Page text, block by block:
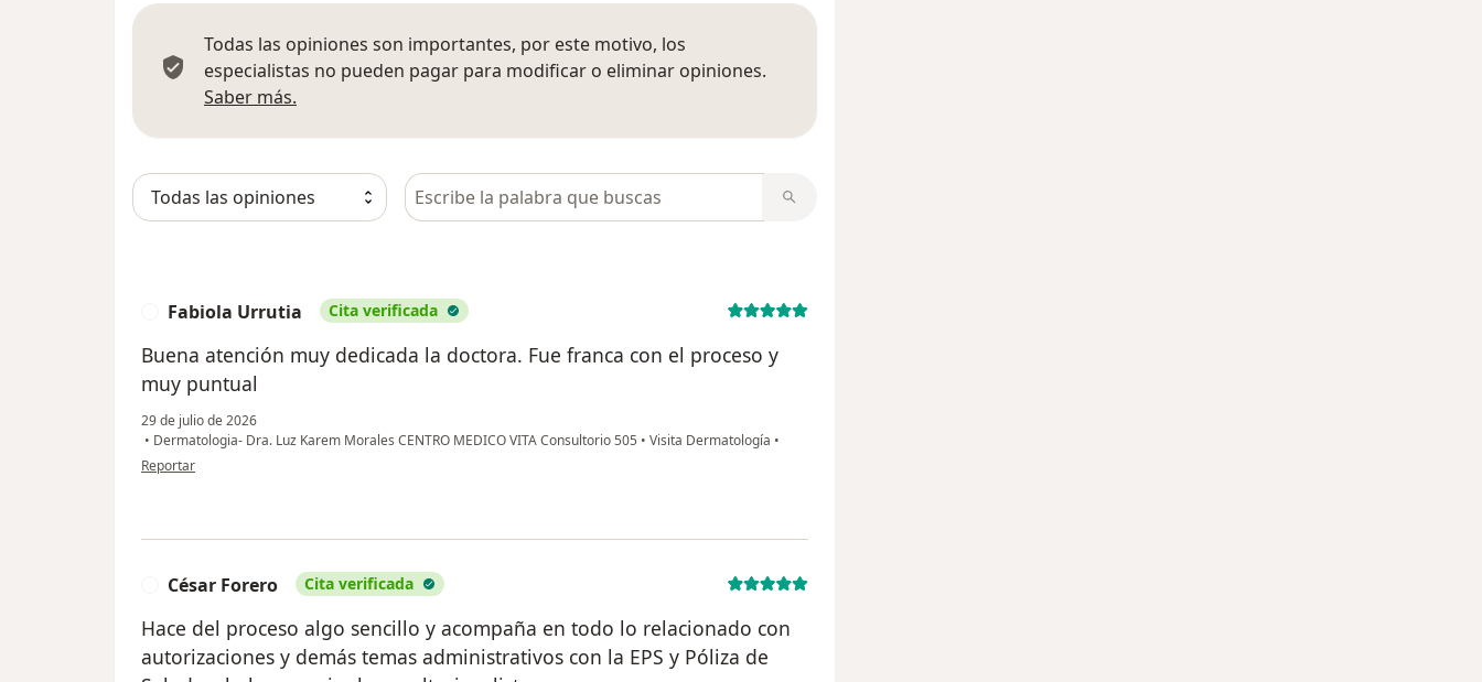
Todas las opiniones son importantes, por este motivo, los
especialistas no pueden pagar para modificar o eliminar opiniones.
Saber más.
Busca en opiniones
Fabiola Urrutia Cita verificada
Buena atención muy dedicada la doctora. Fue franca con el proceso y
muy puntual
29 de julio de 2026
• Dermatologia- Dra. Luz Karem Morales CENTRO MEDICO VITA Consultorio 505 • Visita Dermatología •
en opinión del usuario Fabiola Urrutia
Reportar
César Forero Cita verificada
Hace del proceso algo sencillo y acompaña en todo lo relacionado con
autorizaciones y demás temas administrativos con la EPS y Póliza de